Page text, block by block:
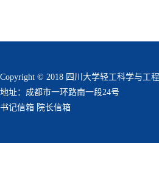
Copyright © 2018 四川大学轻工科学与工
地址：成都市一环路南一段24号
书记信箱 院长信箱